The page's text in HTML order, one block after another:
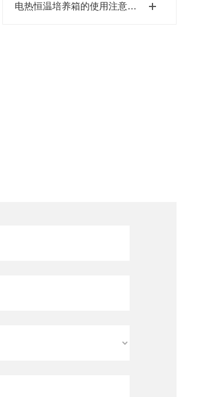
电热恒温培养箱的使用注意事项